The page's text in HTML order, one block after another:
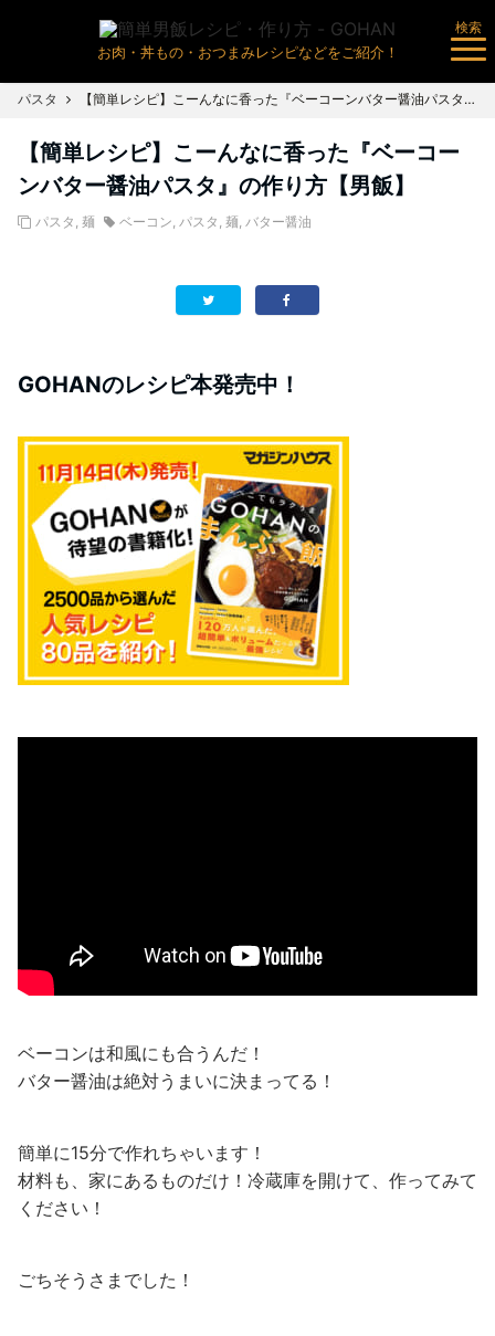
お肉・丼もの・おつまみレシピなどをご紹介！
検索
パスタ 【簡単レシピ】こーんなに香った『ベーコーンバター醤油パスタ』の作り方【男飯】
【簡単レシピ】こーんなに香った『ベーコー
ンバター醤油パスタ』の作り方【男飯】
パスタ , 麺 ベーコン, パスタ , 麺, バター醤油
GOHANのレシピ本発売中！
ベーコンは和風にも合うんだ！
バター醤油は絶対うまいに決まってる！
簡単に15分で作れちゃいます！
材料も、家にあるものだけ！冷蔵庫を開けて、作ってみて
ください！
ごちそうさまでした！